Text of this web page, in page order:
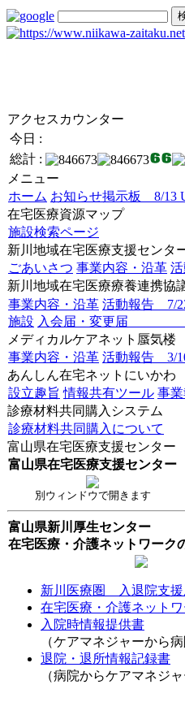
アクセスカウンター
今日 :
総計 :
メニュー
ホーム お知らせ掲示板 8/13
在宅医療資源マップ
施設検索ページ
新川地域在宅医療支援センタ
ごあいさつ 事業内容・沿革
新川地域在宅医療療養連携協
事業内容・沿革 活動報告 7/
施設 入会届・変更
メディカルケアネット蜃気楼
事業内容・沿革 活動報告 3/
あんしん在宅ネットにいかわ
設立趣旨 情報共有ツール 事
診療材料共同購入システム
診療材料共同購入について
富山県在宅医療支援セン
富山県在宅医療支援センター
別ウィンドウで開きます
富山県新川厚生センター
在宅医療・介護ネットワーク
新川医療圏 入退院支援
在宅医療・介護ネット
入院時情報提供書
（ケアマネジャーから病
退院・退所情報記録書
（病院からケアマネジャ